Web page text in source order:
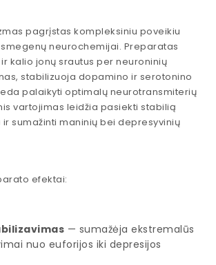
pagrįstas kompleksiniu poveikiu
neurochemijai. Preparatas
kalio jonų srautus per neuroninių
stabilizuoja dopamino ir serotonino
palaikyti optimalų neurotransmiterių
vartojimas leidžia pasiekti stabilią
sumažinti maninių bei depresyvinių
efektai:
— sumažėja ekstremalūs
nuo euforijos iki depresijos